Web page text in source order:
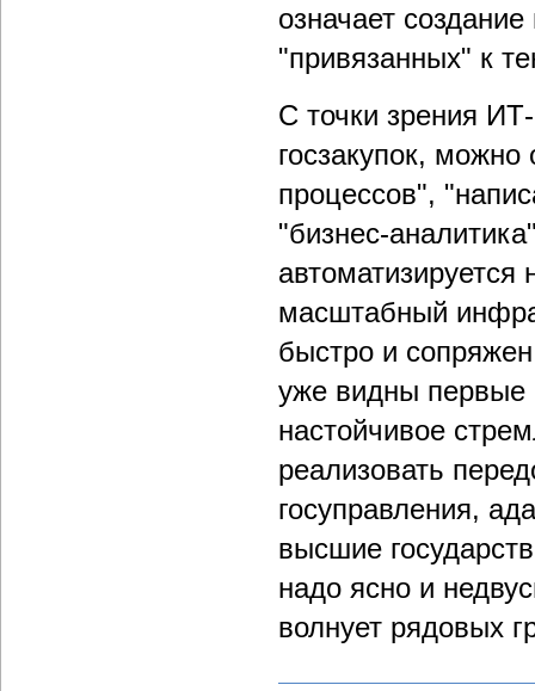
означает
"привязанных" к
С точки зрения
госзакупок,
процессов",
"бизнес-
масштабный
быстро и
уже видны первые
настойчивое
реализовать
госуправления,
высшие
надо ясно и
волнует рядовых